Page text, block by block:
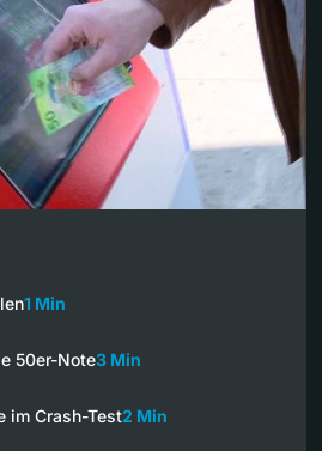
1 Min
50er-Note3 Min
im Crash-Test2 Min